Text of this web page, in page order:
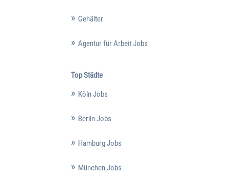
Gehälter
Agentur für Arbeit Jobs
Top Städte
Köln Jobs
Berlin Jobs
Hamburg Jobs
München Jobs